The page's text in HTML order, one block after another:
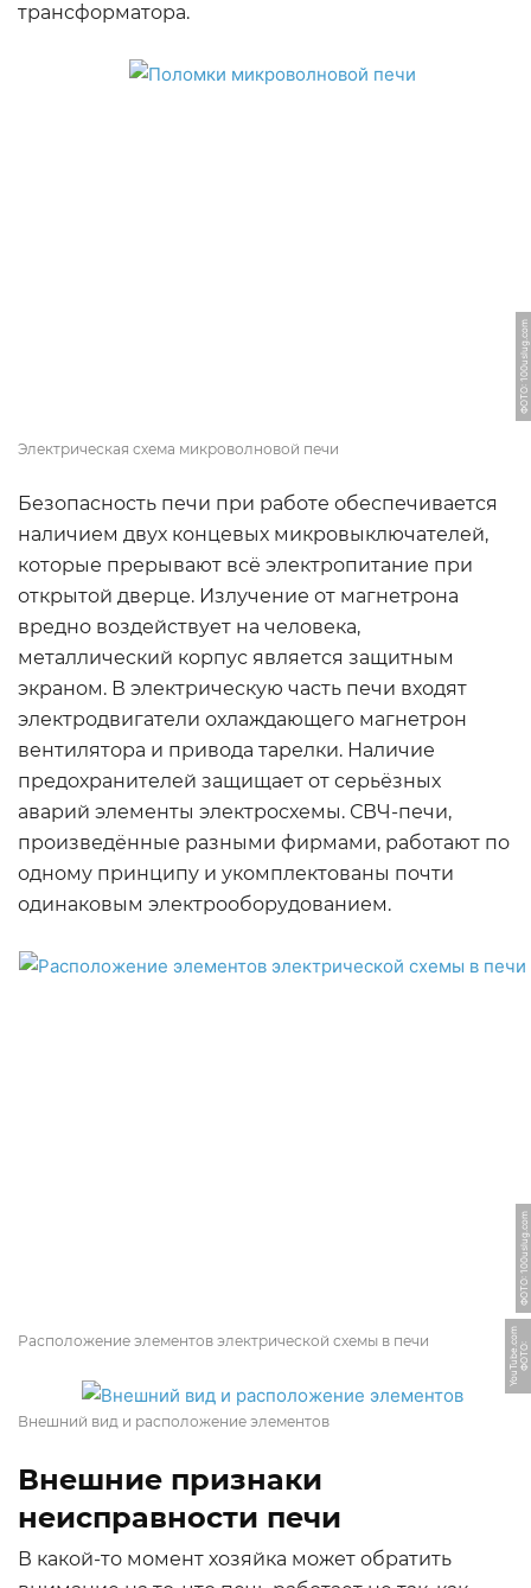
трансформатора.
ФОТО: 100uslug.com
Электрическая схема микроволновой печи
Безопасность печи при работе обеспечивается
наличием двух концевых микровыключателей,
которые прерывают всё электропитание при
открытой дверце. Излучение от магнетрона
вредно воздействует на человека,
металлический корпус является защитным
экраном. В электрическую часть печи входят
электродвигатели охлаждающего магнетрон
вентилятора и привода тарелки. Наличие
предохранителей защищает от серьёзных
аварий элементы электросхемы. СВЧ-печи,
произведённые разными фирмами, работают по
одному принципу и укомплектованы почти
одинаковым электрооборудованием.
ФОТО: 100uslug.com
Расположение элементов электрической схемы в печи
Ф
О
Т
О:
Y
o
u
T
u
b
e.
c
o
m
Внешний вид и расположение элементов
Внешние признаки
неисправности печи
В какой-то момент хозяйка может обратить